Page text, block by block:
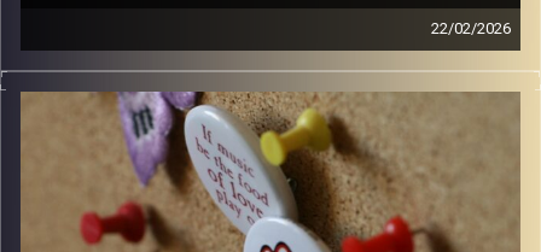
22/02/2026
קלאסיקות רוק עם אורן הוף.
włodi